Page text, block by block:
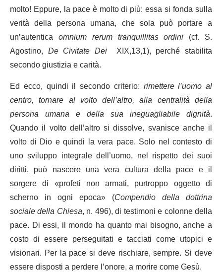
molto! Eppure, la pace è molto di più: essa si fonda sulla
verità della persona umana, che sola può portare a
un’autentica omnium rerum tranquillitas ordini (cf. S.
Agostino, De Civitate Dei XIX,13,1), perché stabilita
secondo giustizia e carità.
Ed ecco, quindi il secondo criterio: rimettere l’uomo al
centro, tornare al volto dell’altro, alla centralità della
persona umana e della sua ineguagliabile dignità.
Quando il volto dell’altro si dissolve, svanisce anche il
volto di Dio e quindi la vera pace. Solo nel contesto di
uno sviluppo integrale dell’uomo, nel rispetto dei suoi
diritti, può nascere una vera cultura della pace e il
sorgere di «profeti non armati, purtroppo oggetto di
scherno in ogni epoca» (Compendio della dottrina
sociale della Chiesa, n. 496), di testimoni e colonne della
pace. Di essi, il mondo ha quanto mai bisogno, anche a
costo di essere perseguitati e tacciati come utopici e
visionari. Per la pace si deve rischiare, sempre. Si deve
essere disposti a perdere l’onore, a morire come Gesù.